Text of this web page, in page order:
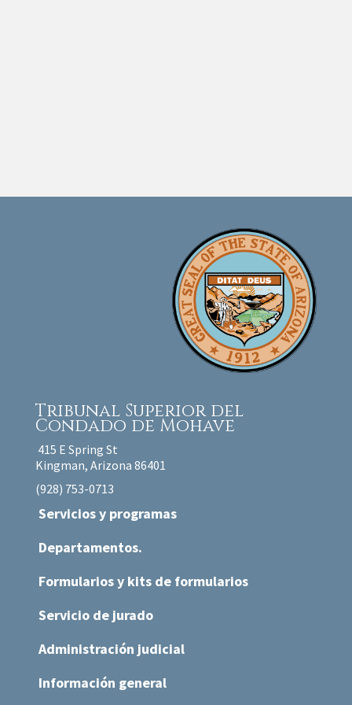
Tribunal Superior del
Condado de Mohave
415 E Spring St
Kingman, Arizona 86401
(928) 753-0713
Servicios y programas
Departamentos.
Formularios y kits de formularios
Servicio de jurado
Administración judicial
Información general